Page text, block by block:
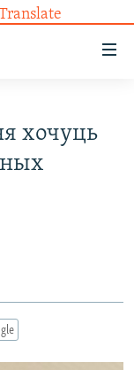
хочуць